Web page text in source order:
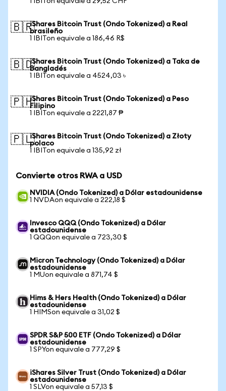
🇧🇷iShares Bitcoin Trust (Ondo Tokenized) a Real
brasileño
1 IBITon equivale a 186,46 R$
🇧🇩iShares Bitcoin Trust (Ondo Tokenized) a Taka de
Bangladés
1 IBITon equivale a 4524,03 ৳
🇵🇭iShares Bitcoin Trust (Ondo Tokenized) a Peso
Filipino
1 IBITon equivale a 2221,87 ₱
🇵🇱iShares Bitcoin Trust (Ondo Tokenized) a Złoty
polaco
1 IBITon equivale a 135,92 zł
Convierte otros RWA a USD
NVIDIA (Ondo Tokenized) a Dólar estadounidense
1 NVDAon equivale a 222,18 $
Invesco QQQ (Ondo Tokenized) a Dólar
estadounidense
1 QQQon equivale a 723,30 $
Micron Technology (Ondo Tokenized) a Dólar
estadounidense
1 MUon equivale a 871,74 $
Hims & Hers Health (Ondo Tokenized) a Dólar
estadounidense
1 HIMSon equivale a 31,02 $
SPDR S&P 500 ETF (Ondo Tokenized) a Dólar
estadounidense
1 SPYon equivale a 777,29 $
iShares Silver Trust (Ondo Tokenized) a Dólar
estadounidense
1 SLVon equivale a 57,13 $